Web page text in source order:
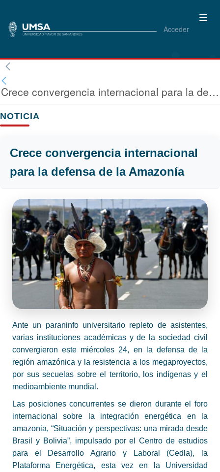
Acceder
Crece convergencia internacional para la defensa de la Amazonía
NOTICIA
Crece convergencia internacional
para la defensa de la Amazonía
Ante un paraninfo universitario repleto de asistentes,
varias instituciones académicas y de la sociedad civil
convergieron este miércoles 24, en la defensa de la
región amazónica y la resistencia a los megaproyectos,
por sus secuelas sobre el territorio, los indígenas y el
medioambiente mundial.
Las posiciones concurrentes se dieron durante el foro
internacional sobre la integración energética en la
amazonia, “Situación y perspectivas: una mirada desde
Brasil y Bolivia”, impulsado por el Centro de estudios
para el Desarrollo Agrario y Laboral (Cedla), la
Plataforma Energética, esta vez en la Universidad